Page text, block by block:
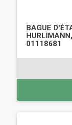
BAGUE
01118681